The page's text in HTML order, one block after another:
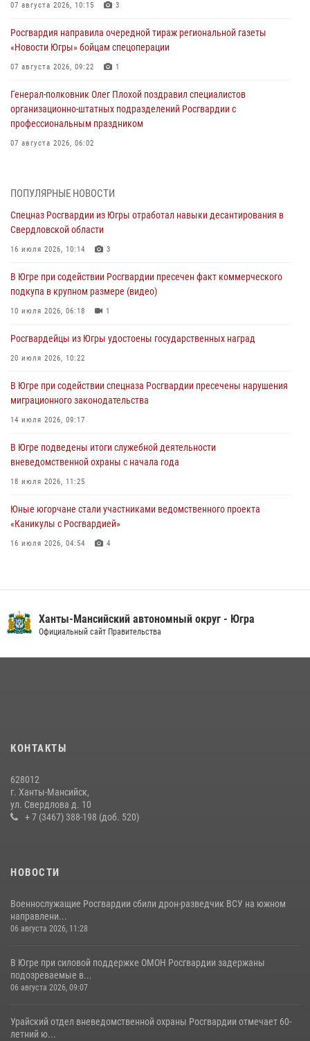
07 августа 2026, 10:15 3
Росгвардия направила очередной тираж региональной газеты
«Новости Югры» бойцам спецоперации
07 августа 2026, 09:22 1
Генерал-полковник Олег Плохой поздравил специалистов
организационно-штатных подразделений Росгвардии с
профессиональным праздником
07 августа 2026, 06:02
Военнослужащие Росгвардии сбили дрон-разведчик ВСУ на южном
направлении
Офицеры Росгвардии и ветераны войск правопорядка почтили
память генерала армии Ивана Кирилловича Яковлева
В Югре при силовой поддержке ОМОН Росгвардии задержаны
06 августа 2026, 09:07 2 1
Урайский отдел вневедомственной охраны Росгвардии отмечает
05 августа 2026, 12:01 3
ПОПУЛЯРНЫЕ НОВОСТИ
Спецназ Росгвардии из Югры отработал навыки десантирования в
Свердловской области
16 июля 2026, 10:14 3
В Югре при содействии Росгвардии пресечен факт коммерческого
подкупа в крупном размере (видео)
10 июля 2026, 06:18 1
Росгвардейцы из Югры удостоены государственных наград
20 июля 2026, 10:22
В Югре при содействии спецназа Росгвардии пресечены нарушения
миграционного законодательства
14 июля 2026, 09:17
В Югре подведены итоги служебной деятельности
вневедомственной охраны с начала года
18 июля 2026, 11:25
Юные югорчане стали участниками ведомственного проекта
«Каникулы с Росгвардией»
16 июля 2026, 04:54 4
В Югре военнослужащие и сотрудники Росгвардии почтили память
11 июля 2026, 12:26
Ханты-Мансийский автономный округ - Югра
Официальный сайт Правительства
КОНТАКТЫ
628012
г. Ханты-Мансийск,
ул. Свердлова д. 10
+ 7 (3467) 388-198 (доб. 520)
НОВОСТИ
Военнослужащие Росгвардии сбили дрон-разведчик ВСУ на южном
направлени...
06 августа 2026, 11:28
В Югре при силовой поддержке ОМОН Росгвардии задержаны
подозреваемые в...
06 августа 2026, 09:07
Урайский отдел вневедомственной охраны Росгвардии отмечает 60-
летний ю...